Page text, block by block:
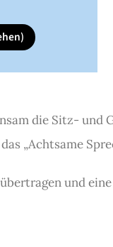
die Sitz- und
„Achtsame
und